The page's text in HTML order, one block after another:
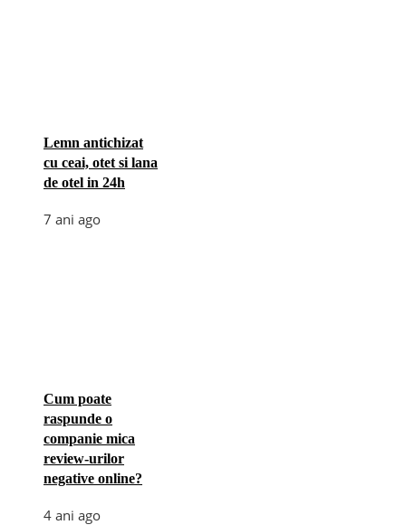
Lemn antichizat
cu ceai, otet si lana
de otel in 24h
7 ani ago
Cum poate
raspunde o
companie mica
review-urilor
negative online?
4 ani ago